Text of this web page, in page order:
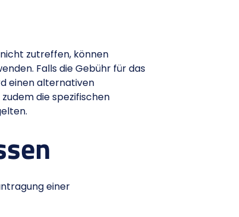
zutreffen, können
Falls die Gebühr für das
einen alternativen
die spezifischen
einer